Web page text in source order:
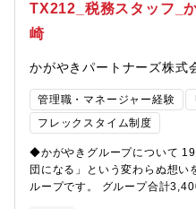
社の経理は上場企業として監査
携わるだけでなく、グローバル
できる環境があります。やる気
を直接経営に届けられる環境で
ッチ専門メーカーとして、放送
備・発電所・欧州鉄道など、多
展開しています。世界有数の品
境下でも長く使い続けられるロ
顧客から高い信頼を獲得してい
TX212_税務スタッフ_
崎
かがやきパートナーズ株式
管理職・マネージャー経験
フレックスタイム制度
◆かがやきグループについて
団になる」という変わらぬ想い
ループです。 グループ合計